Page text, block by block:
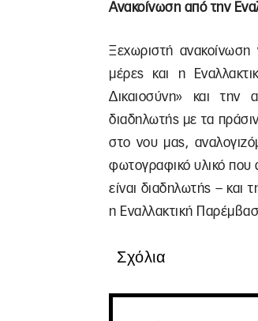
Ανακοίνωση από την
Ξεχωριστή
μέρες και η
Δικαιοσύνη» και την
διαδηλωτής με τα
στο νου μας,
φωτογραφικό υλικό που
είναι διαδηλωτής – και
η Εναλλακτική
Σχόλια